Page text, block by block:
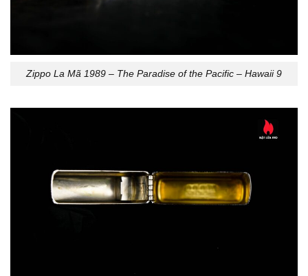
Zippo La Mã 1989 – The Paradise of the Pacific – Hawaii 9